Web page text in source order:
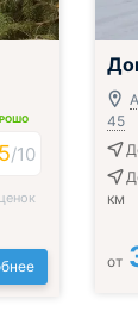
/10
45
км
от